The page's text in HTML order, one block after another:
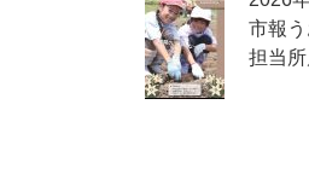
市報
担当